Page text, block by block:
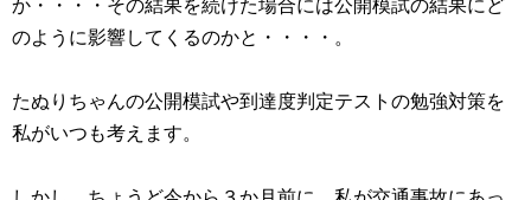
か・・・・その結果を続けた場合には公開模試の結果にど
のように影響してくるのかと・・・・。
たぬりちゃんの公開模試や到達度判定テストの勉強対策を
私がいつも考えます。